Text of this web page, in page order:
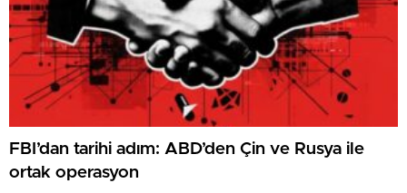
FBI’dan tarihi adım: ABD’den Çin ve Rusya ile
ortak operasyon